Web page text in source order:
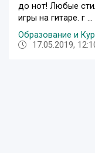
до нот! Любые
игры на гитаре. г ...
Образование и
17.05.2019,